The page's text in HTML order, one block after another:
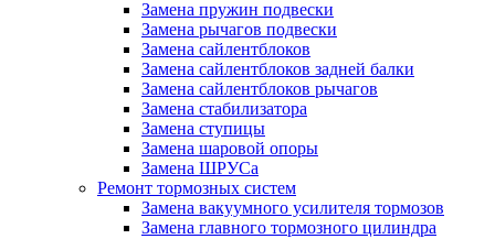
Замена пружин подвески
Замена рычагов подвески
Замена сайлентблоков
Замена сайлентблоков задней балки
Замена сайлентблоков рычагов
Замена стабилизатора
Замена ступицы
Замена шаровой опоры
Замена ШРУСа
Ремонт тормозных систем
Замена вакуумного усилителя тормозов
Замена главного тормозного цилиндра